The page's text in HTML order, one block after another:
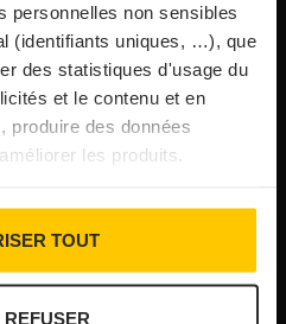
personnelles non sensibles
(identifiants uniques, …), que
des statistiques d'usage du
et le contenu et en
produire des données
les produits.
TOUT
REFUSER
2026
saison, mais pas
rehaussée à 8 000 €
A63 réouverte